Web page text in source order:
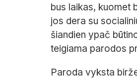
bus laikas, kuomet
jos dera su
šiandien ypač
teigiama parodos
Paroda vyksta